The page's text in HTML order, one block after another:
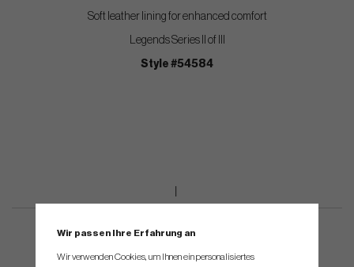
Soft leather lining for enhanced comfort
Legends Series II of III
Style #54584
Wir passen Ihre Erfahrung an
Wir verwenden Cookies, um Ihnen ein personalisiertes